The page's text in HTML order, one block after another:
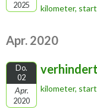
2025
kilometer, start
Apr. 2020
Do.
02
Apr.
2020
kilometer, start